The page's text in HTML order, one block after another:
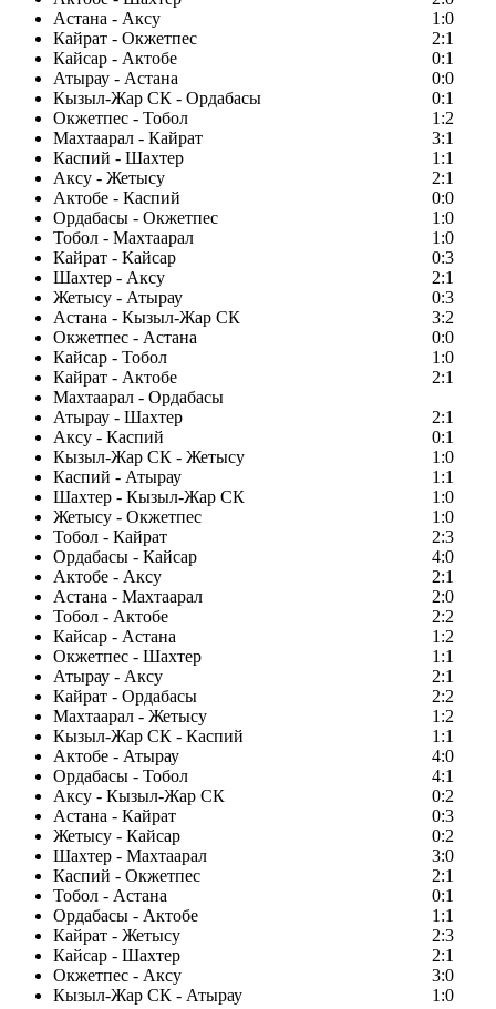
Астана - Аксу
1:0
Кайрат - Окжетпес
2:1
Кайсар - Актобе
0:1
Атырау - Астана
0:0
Кызыл-Жар СК - Ордабасы
0:1
Окжетпес - Тобол
1:2
Махтаарал - Кайрат
3:1
Каспий - Шахтер
1:1
Аксу - Жетысу
2:1
Актобе - Каспий
0:0
Ордабасы - Окжетпес
1:0
Тобол - Махтаарал
1:0
Кайрат - Кайсар
0:3
Шахтер - Аксу
2:1
Жетысу - Атырау
0:3
Астана - Кызыл-Жар СК
3:2
Окжетпес - Астана
0:0
Кайсар - Тобол
1:0
Кайрат - Актобе
2:1
Махтаарал - Ордабасы
Атырау - Шахтер
2:1
Аксу - Каспий
0:1
Кызыл-Жар СК - Жетысу
1:0
Каспий - Атырау
1:1
Шахтер - Кызыл-Жар СК
1:0
Жетысу - Окжетпес
1:0
Тобол - Кайрат
2:3
Ордабасы - Кайсар
4:0
Актобе - Аксу
2:1
Астана - Махтаарал
2:0
Тобол - Актобе
2:2
Кайсар - Астана
1:2
Окжетпес - Шахтер
1:1
Атырау - Аксу
2:1
Кайрат - Ордабасы
2:2
Махтаарал - Жетысу
1:2
Кызыл-Жар СК - Каспий
1:1
Актобе - Атырау
4:0
Ордабасы - Тобол
4:1
Аксу - Кызыл-Жар СК
0:2
Астана - Кайрат
0:3
Жетысу - Кайсар
0:2
Шахтер - Махтаарал
3:0
Каспий - Окжетпес
2:1
Тобол - Астана
0:1
Ордабасы - Актобе
1:1
Кайрат - Жетысу
2:3
Кайсар - Шахтер
2:1
Окжетпес - Аксу
3:0
Кызыл-Жар СК - Атырау
1:0